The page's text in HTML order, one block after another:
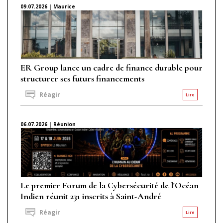
09.07.2026 | Maurice
ER Group lance un cadre de finance durable pour
structurer ses futurs financements
Lire
Réagir
06.07.2026 | Réunion
Le premier Forum de la Cybersécurité de l'Océan
Indien réunit 231 inscrits à Saint-André
Lire
Réagir